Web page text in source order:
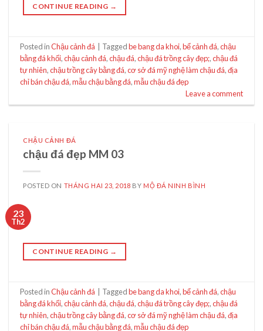
CONTINUE READING →
Posted inChậu cảnh đá Taggedbe bang da khoi,bể cảnh đá,chậu
bằng đá khối,chậu cảnh đá,chậu đá,chậu đá trồng cây đẹp;,chậu đá
tự nhiên,chậu trồng cây bằng đá,cơ sở đá mỹ nghệ làm chậu đá,địa
chỉ bán chậu đá,mẫu chậu bằng đá,mẫu chậu đá đẹp
Leave a comment
CHẬU CẢNH ĐÁ
chậu đá đẹp MM 03
POSTED ON THÁNG HAI 23, 2018 BY MỘ ĐÁ NINH BÌNH
23
Th2
CONTINUE READING →
Posted inChậu cảnh đá Taggedbe bang da khoi,bể cảnh đá,chậu
bằng đá khối,chậu cảnh đá,chậu đá,chậu đá trồng cây đẹp;,chậu đá
tự nhiên,chậu trồng cây bằng đá,cơ sở đá mỹ nghệ làm chậu đá,địa
chỉ bán chậu đá,mẫu chậu bằng đá,mẫu chậu đá đẹp